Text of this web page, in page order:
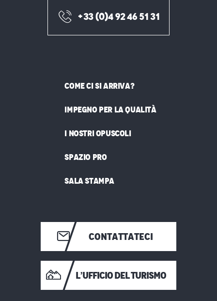
+33 (0)4 92 46 51 31
COME CI SI ARRIVA?
IMPEGNO PER LA QUALITÀ
I NOSTRI OPUSCOLI
SPAZIO PRO
SALA STAMPA
CONTATTATECI
L’UFFICIO DEL TURISMO